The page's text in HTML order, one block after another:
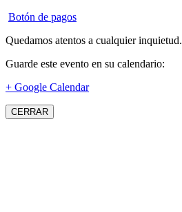
Botón de pagos
Quedamos atentos a cualquier inquietud.
Guarde este evento en su calendario:
+ Google Calendar
CERRAR